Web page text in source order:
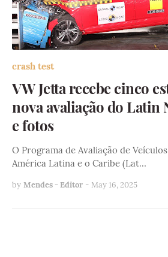
crash test
VW Jetta recebe cinco
nova avaliação do Latin
e fotos
O Programa de Avaliação de
América Latina e o Caribe (Lat…
by Mendes - Editor - May 16, 2025